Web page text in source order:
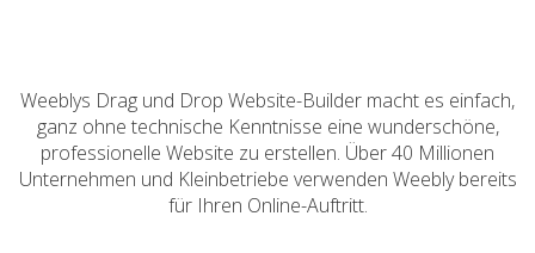
Weeblys Drag und Drop Website-Builder macht es einfach,
ganz ohne technische Kenntnisse eine wunderschöne,
professionelle Website zu erstellen. Über 40 Millionen
Unternehmen und Kleinbetriebe verwenden Weebly bereits
für Ihren Online-Auftritt.